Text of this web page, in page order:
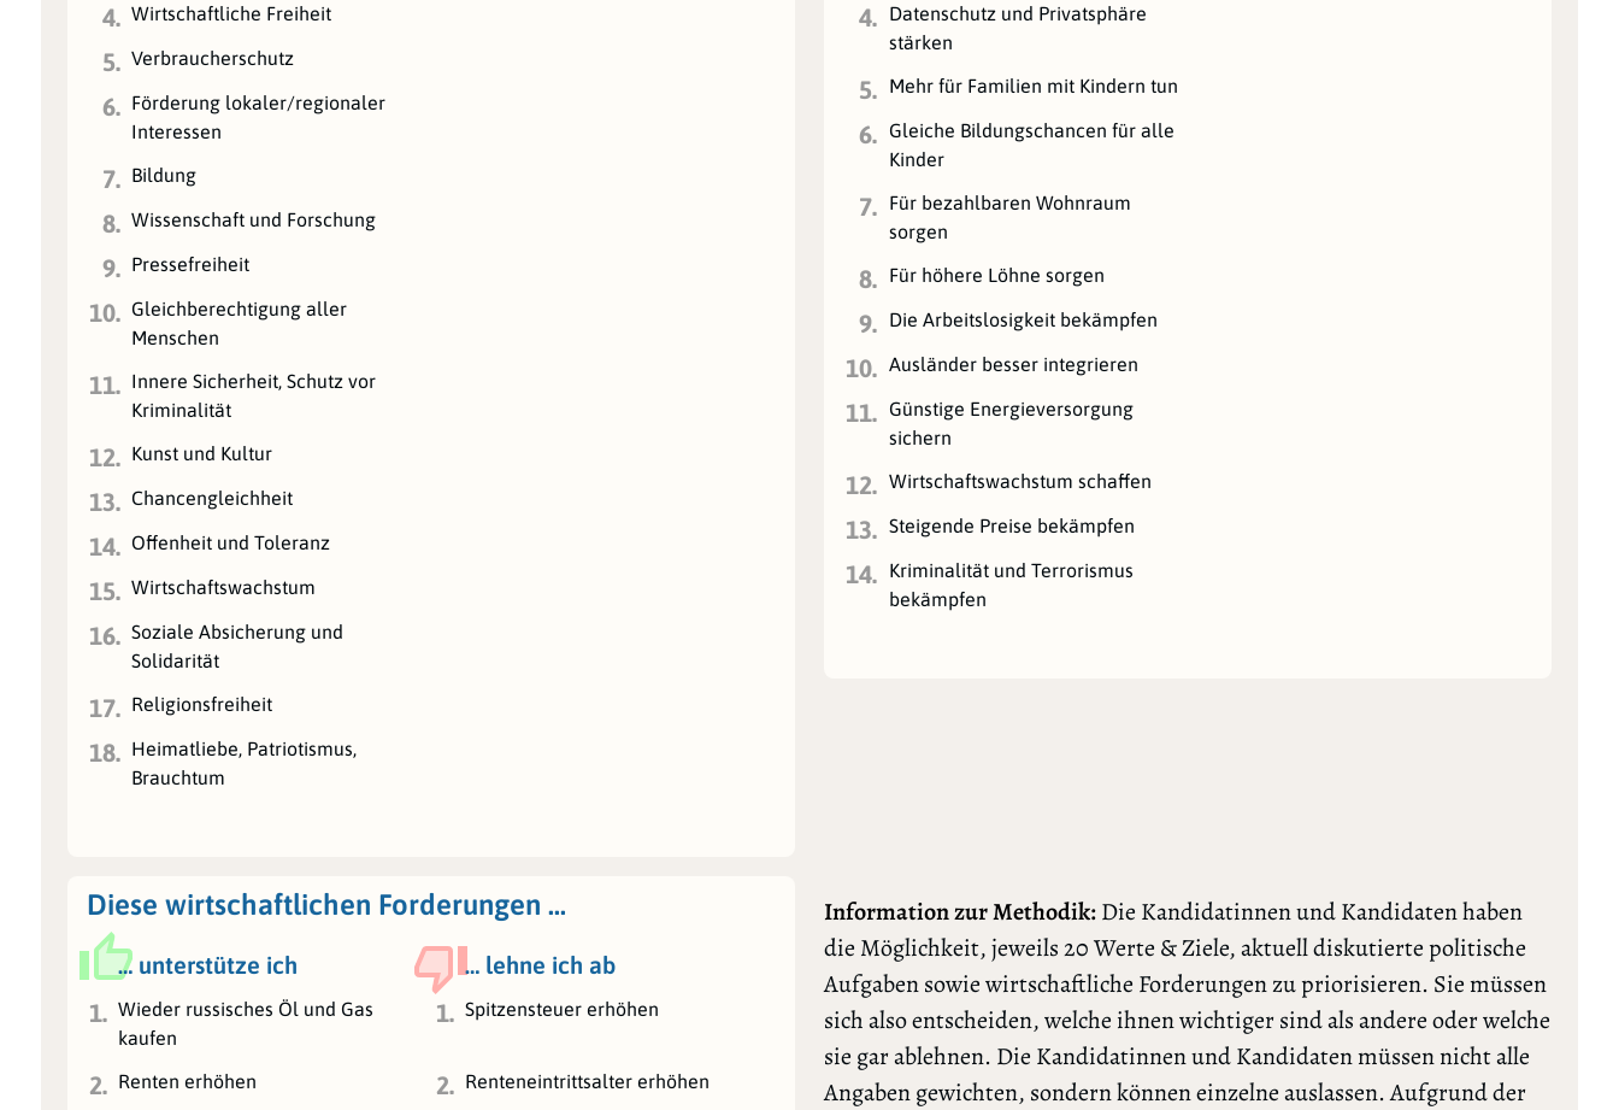
4. Wirtschaftliche Freiheit
5. Verbraucherschutz
6. Förderung lokaler/regionaler
Interessen
7. Bildung
8. Wissenschaft und Forschung
9. Pressefreiheit
10. Gleichberechtigung aller
Menschen
11. Innere Sicherheit, Schutz vor
Kriminalität
12. Kunst und Kultur
13. Chancengleichheit
14. Offenheit und Toleranz
15. Wirtschaftswachstum
16. Soziale Absicherung und
Solidarität
17. Religionsfreiheit
18. Heimatliebe, Patriotismus,
Brauchtum
4.
Datenschutz und Privatsphäre
stärken
5. Mehr für Familien mit Kindern tun
6.
Gleiche Bildungschancen für alle
Kinder
7.
Für bezahlbaren Wohnraum
sorgen
8. Für höhere Löhne sorgen
9. Die Arbeitslosigkeit bekämpfen
10. Ausländer besser integrieren
11.
Günstige Energieversorgung
sichern
12. Wirtschaftswachstum schaffen
13. Steigende Preise bekämpfen
14.
Kriminalität und Terrorismus
bekämpfen
Diese wirtschaftlichen Forderungen …
… unterstütze ich
… lehne ich ab
1. Wieder russisches Öl und Gas
kaufen
1. Spitzensteuer erhöhen
2. Renten erhöhen 2. Renteneintrittsalter erhöhen
Information zur Methodik:Die Kandidatinnen und Kandidaten haben
die Möglichkeit, jeweils 20 Werte & Ziele, aktuell diskutierte politische
Aufgaben sowie wirtschaftliche Forderungen zu priorisieren. Sie müssen
sich also entscheiden, welche ihnen wichtiger sind als andere oder welche
sie gar ablehnen. Die Kandidatinnen und Kandidaten müssen nicht alle
Angaben gewichten, sondern können einzelne auslassen. Aufgrund der